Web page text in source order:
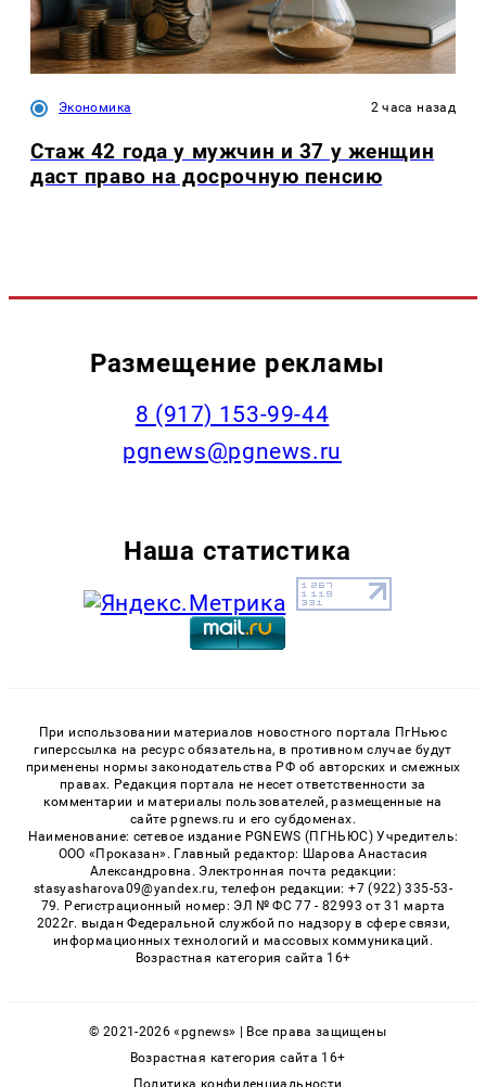
Экономика 2 часа назад
Стаж 42 года у мужчин и 37 у женщин
даст право на досрочную пенсию
Размещение рекламы
‭8 (917) 153-99-44
pgnews@pgnews.ru
Наша статистика
При использовании материалов новостного портала ПгНьюс
гиперссылка на ресурс обязательна, в противном случае будут
применены нормы законодательства РФ об авторских и смежных
правах. Редакция портала не несет ответственности за
комментарии и материалы пользователей, размещенные на
сайте pgnews.ru и его субдоменах.
Наименование: сетевое издание PGNEWS (ПГНЬЮС) Учредитель:
ООО «Проказан». Главный редактор: Шарова Анастасия
Александровна. Электронная почта редакции:
stasyasharova09@yandex.ru, телефон редакции: +7 (922) 335-53-
79. Регистрационный номер: ЭЛ № ФС 77 - 82993 от 31 марта
2022г. выдан Федеральной службой по надзору в сфере связи,
информационных технологий и массовых коммуникаций.
Возрастная категория сайта 16+
© 2021-2026 «pgnews» | Все права защищены
Возрастная категория сайта 16+
Политика конфиденциальности